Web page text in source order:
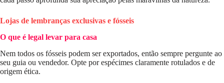
Lojas de lembranças exclusivas e fósseis
O que é legal levar para casa
Nem todos os fósseis podem ser exportados, então sempre pergunte ao
seu guia ou vendedor. Opte por espécimes claramente rotulados e de
origem ética.